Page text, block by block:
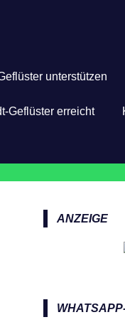
unterstützen
Geflüster erreicht
ANZEIGE